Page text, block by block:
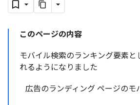
このページの内容
モバイル検索のランキング要素と
れるようになりました
広告のランディング ページのモ